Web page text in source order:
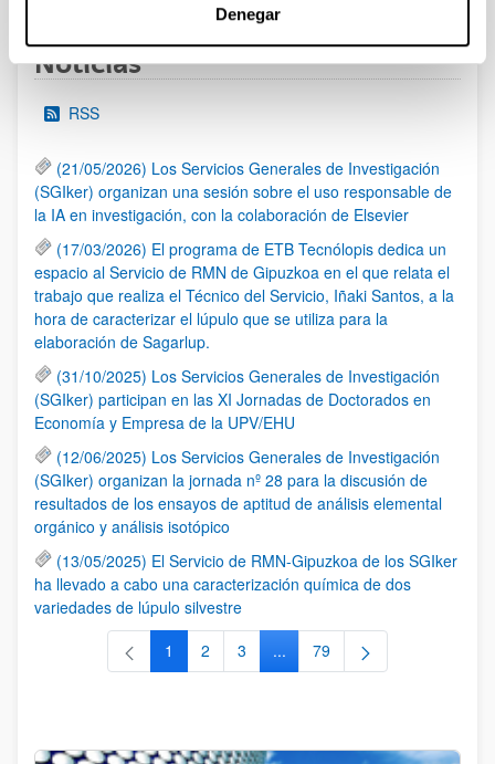
Denegar
Noticias
RSS
(21/05/2026) Los Servicios Generales de Investigación
(SGIker) organizan una sesión sobre el uso responsable de
la IA en investigación, con la colaboración de Elsevier
(17/03/2026) El programa de ETB Tecnólopis dedica un
espacio al Servicio de RMN de Gipuzkoa en el que relata el
trabajo que realiza el Técnico del Servicio, Iñaki Santos, a la
hora de caracterizar el lúpulo que se utiliza para la
elaboración de Sagarlup.
(31/10/2025) Los Servicios Generales de Investigación
(SGIker) participan en las XI Jornadas de Doctorados en
Economía y Empresa de la UPV/EHU
(12/06/2025) Los Servicios Generales de Investigación
(SGIker) organizan la jornada nº 28 para la discusión de
resultados de los ensayos de aptitud de análisis elemental
orgánico y análisis isotópico
(13/05/2025) El Servicio de RMN-Gipuzkoa de los SGIker
ha llevado a cabo una caracterización química de dos
variedades de lúpulo silvestre
Página
1 Página
2 Página
3 ...Páginas intermedias Use TAB
Página
79